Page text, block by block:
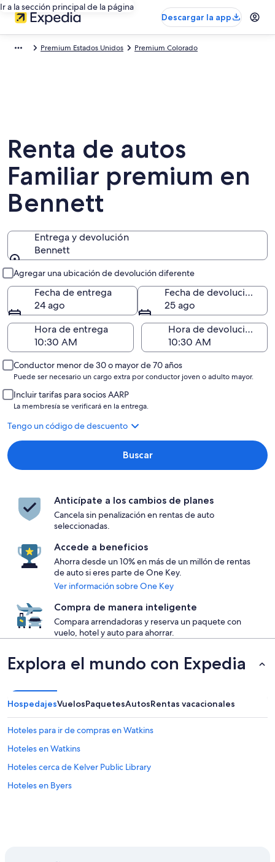
Ir a la sección principal de la página
Descargar la app
Premium Estados Unidos Premium Colorado
Renta de autos
Familiar premium en
Bennett
Entrega y devolución
Bennett
Agregar una ubicación de devolución diferente
Fecha de entrega
24 ago
Fecha de devolución
25 ago
Hora de entrega
Hora de devolución
Conductor menor de 30 o mayor de 70 años
Puede ser necesario un cargo extra por conductor joven o adulto mayor.
Incluir tarifas para socios AARP
La membresía se verificará en la entrega.
Tengo un código de descuento
Buscar
Anticípate a los cambios de planes
Cancela sin penalización en rentas de auto
seleccionadas.
Accede a beneficios
Ahorra desde un 10% en más de un millón de rentas
de auto si eres parte de One Key.
Ver información sobre One Key
Compra de manera inteligente
Compara arrendadoras y reserva un paquete con
vuelo, hotel y auto para ahorrar.
Explora el mundo con Expedia
HospedajesVuelosPaquetesAutosRentas vacacionales
Hoteles para ir de compras en Watkins
Hoteles en Watkins
Hoteles cerca de Kelver Public Library
Hoteles en Byers